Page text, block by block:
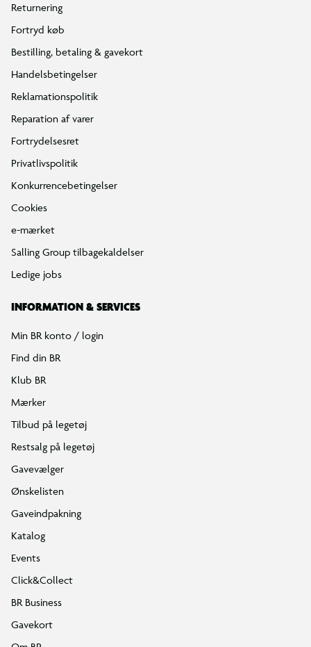
Returnering
Fortryd køb
Bestilling, betaling & gavekort
Handelsbetingelser
Reklamationspolitik
Reparation af varer
Fortrydelsesret
Privatlivspolitik
Konkurrencebetingelser
Cookies
e-mærket
Salling Group tilbagekaldelser
Ledige jobs
INFORMATION & SERVICES
Min BR konto / login
Find din BR
Klub BR
Mærker
Tilbud på legetøj
Restsalg på legetøj
Gavevælger
Ønskelisten
Gaveindpakning
Katalog
Events
Click&Collect
BR Business
Gavekort